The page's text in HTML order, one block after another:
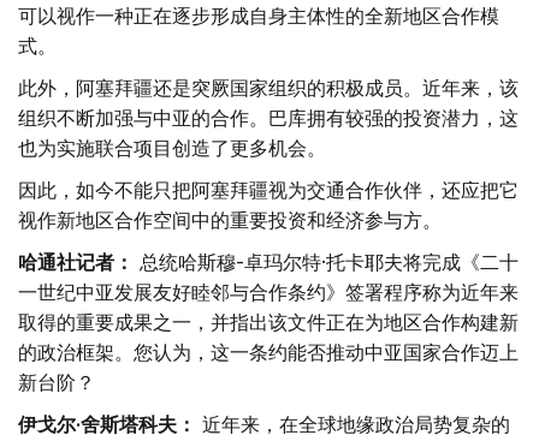
可以视作一种正在逐步形成自身主体性的全新地区合作模
式。
此外，阿塞拜疆还是突厥国家组织的积极成员。近年来，该
组织不断加强与中亚的合作。巴库拥有较强的投资潜力，这
也为实施联合项目创造了更多机会。
因此，如今不能只把阿塞拜疆视为交通合作伙伴，还应把它
视作新地区合作空间中的重要投资和经济参与方。
哈通社记者： 总统哈斯穆-卓玛尔特·托卡耶夫将完成《二十
一世纪中亚发展友好睦邻与合作条约》签署程序称为近年来
取得的重要成果之一，并指出该文件正在为地区合作构建新
的政治框架。您认为，这一条约能否推动中亚国家合作迈上
新台阶？
伊戈尔·舍斯塔科夫： 近年来，在全球地缘政治局势复杂的